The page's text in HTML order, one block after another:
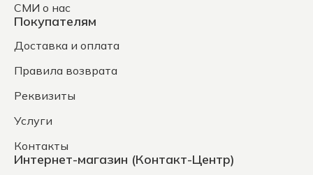
СМИ о нас
Покупателям
Доставка и оплата
Правила возврата
Реквизиты
Услуги
Контакты
Интернет-магазин (Контакт-Центр)